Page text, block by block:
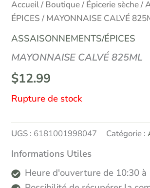
Accueil/ Boutique/ Épicerie sèche/
ÉPICES/ MAYONNAISE CALVÉ
ASSAISONNEMENTS/ÉPICES
MAYONNAISE CALVÉ 825ML
$12.99
Rupture de stock
UGS : 6181001998047 Catégorie :
Informations Utiles
Heure d'ouverture de 10:30 à